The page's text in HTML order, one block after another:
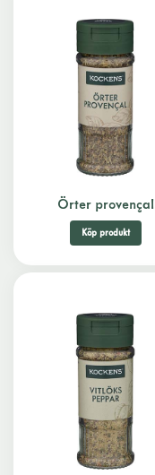
Örter provençal
Köp produkt